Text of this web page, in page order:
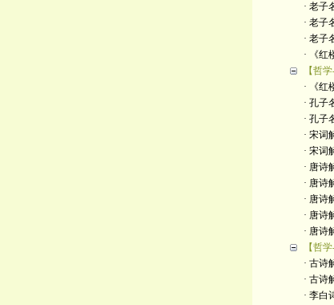
· 老子
· 老子
· 老子
· 《红
【哲学
· 《红
· 孔子
· 孔子
· 宋词
· 宋词
· 唐诗
· 唐诗
· 唐诗
· 唐诗
· 唐诗
【哲学
· 古诗
· 古诗
· 李白